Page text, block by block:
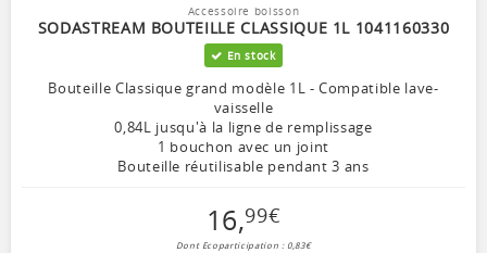
Accessoire boisson
SODASTREAM BOUTEILLE CLASSIQUE 1L 1041160330
En stock
Bouteille Classique grand modèle 1L - Compatible lave-
vaisselle
0,84L jusqu'à la ligne de remplissage
1 bouchon avec un joint
Bouteille réutilisable pendant 3 ans
16,99€
Dont Ecoparticipation : 0,83€